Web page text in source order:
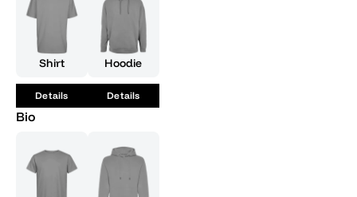
Shirt
Details
Hoodie
Details
Bio